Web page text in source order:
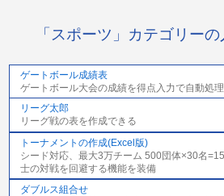
「スポーツ」カテゴリー
ゲートボール成績表
ゲートボール大会の成績を得点入力で自動処
リーグ太郎
リーグ戦の表を作成できる
トーナメントの作成(Excel版)
シード対応、最大3万チーム 500団体×30名
士の対戦を回避する機能を装備
ダブルス組合せ